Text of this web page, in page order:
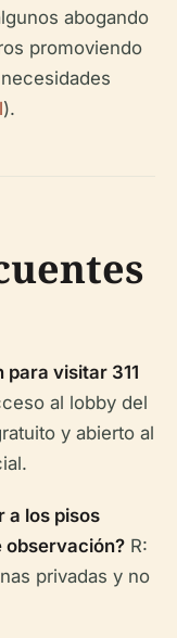
abogando
promoviendo
).
para visitar 311
al lobby del
y abierto al
a los pisos
observación? R:
privadas y no